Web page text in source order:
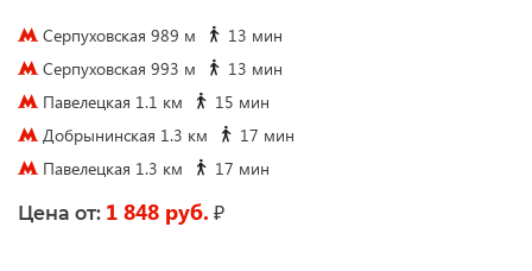
Серпуховская 989 м
13 мин
Серпуховская 993 м
13 мин
Павелецкая 1.1 км
15 мин
Добрынинская 1.3 км
17 мин
Павелецкая 1.3 км
17 мин
Цена от: 1 848 руб. ₽